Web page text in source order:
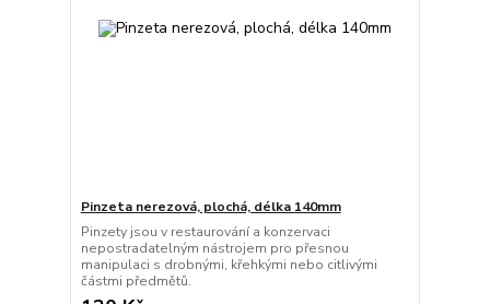
Pinzeta nerezová, plochá, délka 140mm
Pinzety jsou v restaurování a konzervaci
nepostradatelným nástrojem pro přesnou
manipulaci s drobnými, křehkými nebo citlivými
částmi předmětů.